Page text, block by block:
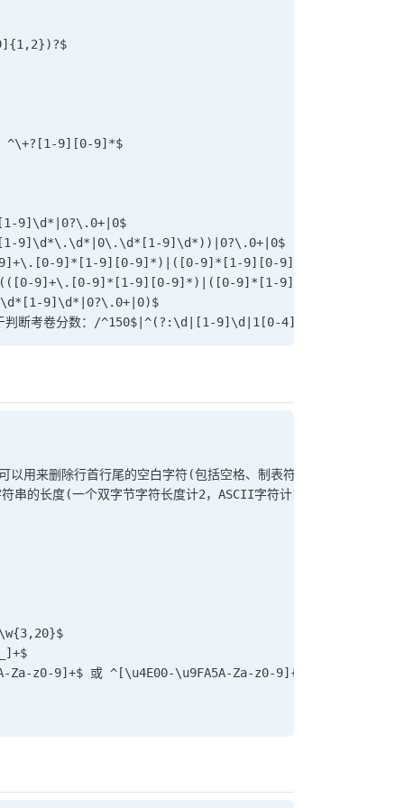
^\+?[1-9][0-9]*$
9]\d*|0?\.0+|0$
9]\d*\.\d*|0\.\d*[1-9]\d*))|0?\.0+|0$
9]+\.[0-9]*[1-9][0-9]*)|([0-9]*[1-9][0-9]*\.[0-
(([0-9]+\.[0-9]*[1-9][0-9]*)|([0-9]*[1-9][0-9]*\.[0-
9]\d*|0?\.0+|0)$
于判断考卷分数：/^150$|^(?:\d|[1-9]\d|1[0-4]\d)(?:.5)?$/
删除行首行尾的空白字符(包括空格、制表符、换页符等等)，非
的长度(一个双字节字符长度计2，ASCII字符计1))
Za-z0-9]+$ 或 ^[\u4E00-\u9FA5A-Za-z0-9]{2,20}$